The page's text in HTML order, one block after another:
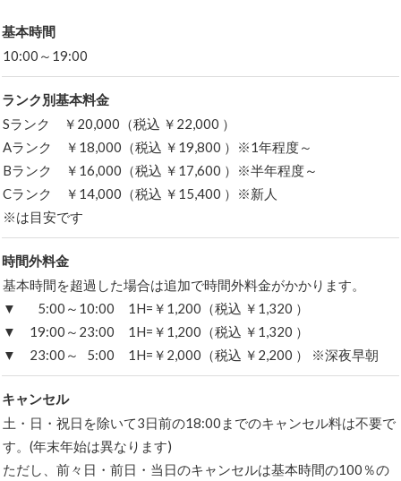
基本時間
10:00～19:00
ランク別基本料金
Sランク ￥20,000（税込 ￥22,000 ）
Aランク ￥18,000（税込 ￥19,800 ）※1年程度～
Bランク ￥16,000（税込 ￥17,600 ）※半年程度～
Cランク ￥14,000（税込 ￥15,400 ）※新人
※は目安です
時間外料金
基本時間を超過した場合は追加で時間外料金がかかります。
▼ 5:00～10:00 1H=￥1,200（税込 ￥1,320 ）
▼ 19:00～23:00 1H=￥1,200（税込 ￥1,320 ）
▼ 23:00～ 5:00 1H=￥2,000（税込 ￥2,200 ） ※深夜早朝
キャンセル
土・日・祝日を除いて3日前の18:00までのキャンセル料は不要で
す。(年末年始は異なります)
ただし、前々日・前日・当日のキャンセルは基本時間の100％の